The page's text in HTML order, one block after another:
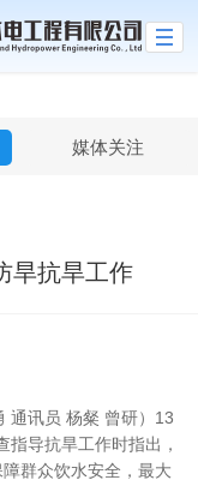
媒体关注
旱抗旱工作
讯员 杨粲 曾研）13
指导抗旱工作时指出，
群众饮水安全，最大